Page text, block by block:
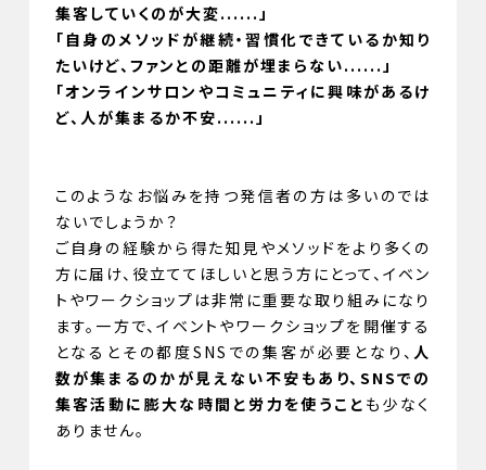
集客していくのが大変......」
「自身のメソッドが継続・習慣化できているか知り
たいけど、ファンとの距離が埋まらない......」
「オンラインサロンやコミュニティに興味があるけ
ど、人が集まるか不安......」
このようなお悩みを持つ発信者の方は多いのでは
ないでしょうか？
ご自身の経験から得た知見やメソッドをより多くの
方に届け、役立ててほしいと思う方にとって、イベン
トやワークショップは非常に重要な取り組みになり
ます。一方で、イベントやワークショップを開催する
となるとその都度SNSでの集客が必要となり、人
数が集まるのかが見えない不安もあり、SNSでの
集客活動に膨大な時間と労力を使うこと も少なく
ありません。